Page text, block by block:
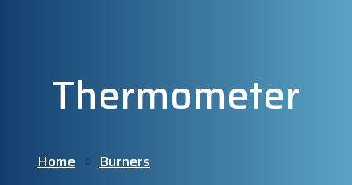
Thermometer
Home Burners